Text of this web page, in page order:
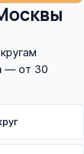
— от 30